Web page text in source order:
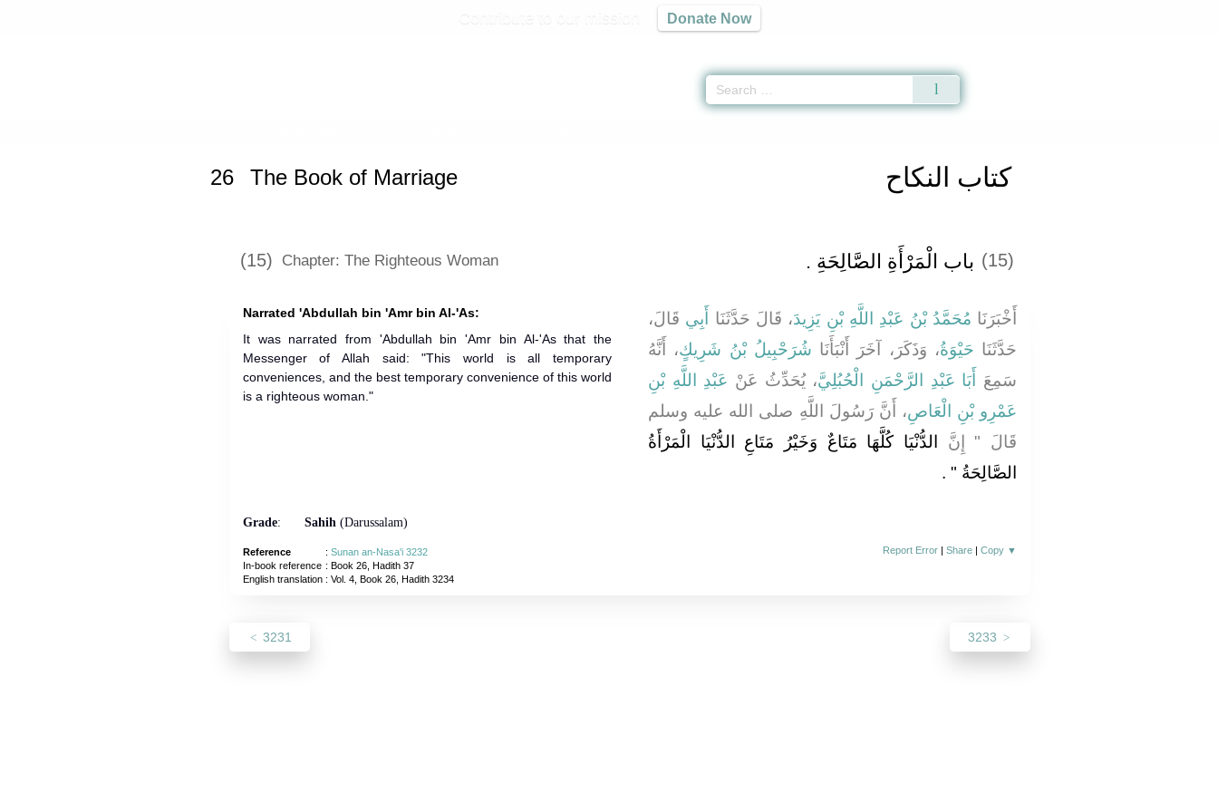
Donate Now
كتاب النكاح 26 The Book of Marriage
(15) Chapter: The Righteous Woman (15) باب الْمَرْأَةِ الصَّالِحَةِ ‏.‏
Narrated 'Abdullah bin 'Amr bin Al-'As:
It was narrated from 'Abdullah bin 'Amr bin Al-'As that the
Messenger of Allah said: "This world is all temporary
conveniences, and the best temporary convenience of this world
is a righteous woman."
أَخْبَرَنَا مُحَمَّدُ بْنُ عَبْدِ اللَّهِ بْنِ يَزِيدَ، قَالَ حَدَّثَنَا أَبِي قَالَ،
حَدَّثَنَا حَيْوَةُ، وَذَكَرَ، آخَرَ أَنْبَأَنَا شُرَحْبِيلُ بْنُ شَرِيكٍ، أَنَّهُ
سَمِعَ
أَبَا عَبْدِ الرَّحْمَنِ الْحُبُلِيَّ، يُحَدِّثُ عَنْ عَبْدِ اللَّهِ بْنِ
عَمْرِو بْنِ الْعَاصِ، أَنَّ رَسُولَ اللَّهِ صلى الله عليه وسلم
قَالَ ‏"‏ إِنَّ
الدُّنْيَا كُلَّهَا مَتَاعٌ وَخَيْرُ مَتَاعِ الدُّنْيَا الْمَرْأَةُ
الصَّالِحَةُ ‏"‏ ‏.‏
Grade: Sahih(Darussalam)
Reference : Sunan an-Nasa'i 3232
In-book reference : Book 26, Hadith 37
English translation: Vol. 4, Book 26, Hadith 3234
Report Error |Share |Copy ▼
3231 3233